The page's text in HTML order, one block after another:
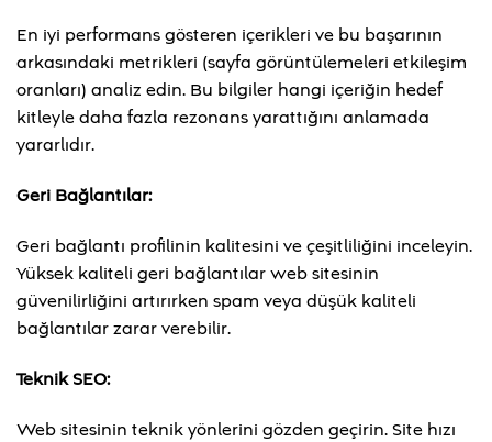
En iyi performans gösteren içerikleri ve bu başarının
arkasındaki metrikleri (sayfa görüntülemeleri etkileşim
oranları) analiz edin. Bu bilgiler hangi içeriğin hedef
kitleyle daha fazla rezonans yarattığını anlamada
yararlıdır.
Geri Bağlantılar:
Geri bağlantı profilinin kalitesini ve çeşitliliğini inceleyin.
Yüksek kaliteli geri bağlantılar web sitesinin
güvenilirliğini artırırken spam veya düşük kaliteli
bağlantılar zarar verebilir.
Teknik SEO:
Web sitesinin teknik yönlerini gözden geçirin. Site hızı